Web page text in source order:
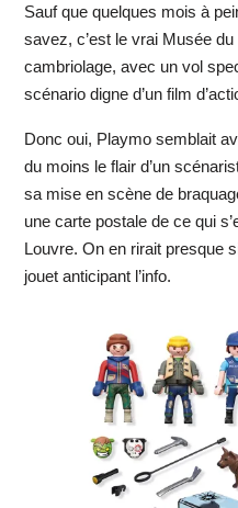
Sauf que quelques mois à
savez, c’est le vrai Musée
cambriolage, avec un vol
scénario digne d’un film
Donc oui, Playmo semblait
du moins le flair d’un
sa mise en scène de
une carte postale de ce qui
Louvre. On en rirait presque
jouet anticipant l’info.